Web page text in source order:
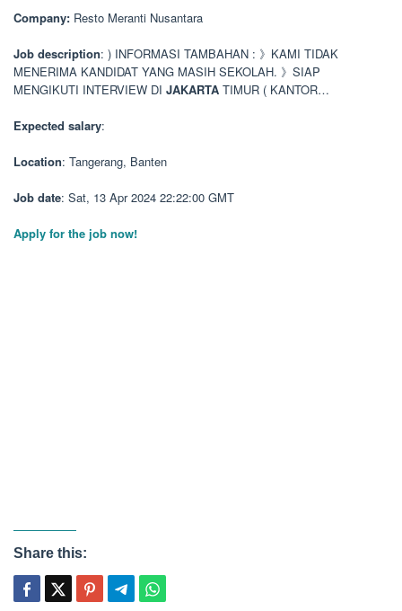
Company: Resto Meranti Nusantara
Job description: ) INFORMASI TAMBAHAN : 》KAMI TIDAK
MENERIMA KANDIDAT YANG MASIH SEKOLAH. 》SIAP
MENGIKUTI INTERVIEW DI JAKARTA TIMUR ( KANTOR…
Expected salary:
Location: Tangerang, Banten
Job date: Sat, 13 Apr 2024 22:22:00 GMT
Apply for the job now!
Share this: